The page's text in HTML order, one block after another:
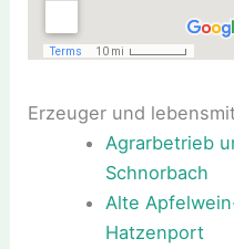
Erzeuger und
Agrarbetrieb
Schnorbach
Alte
Hatzenport